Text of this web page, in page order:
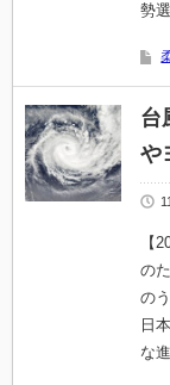
勢
台
や
【
の
の
日
な